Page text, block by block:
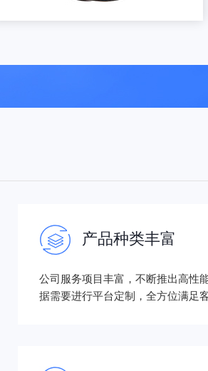
产品种类丰富
公司服务项目丰富，不断推出高性
据需要进行平台定制，全方位满足